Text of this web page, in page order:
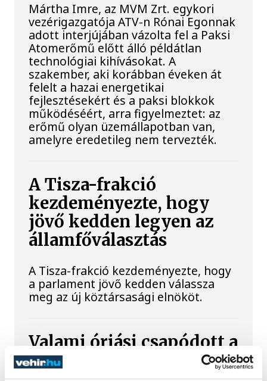
Mártha Imre, az MVM Zrt. egykori
vezérigazgatója ATV-n Rónai Egonnak
adott interjújában vázolta fel a Paksi
Atomerőmű előtt álló példátlan
technológiai kihívásokat. A
szakember, aki korábban éveken át
felelt a hazai energetikai
fejlesztésekért és a paksi blokkok
működéséért, arra figyelmeztet: az
erőmű olyan üzemállapotban van,
amelyre eredetileg nem tervezték.
A Tisza-frakció
kezdeményezte, hogy
jövő kedden legyen az
államfőválasztás
A Tisza-frakció kezdeményezte, hogy
a parlament jövő kedden válassza
meg az új köztársasági elnököt.
Valami óriási csapódott a
Holdba ma reggel